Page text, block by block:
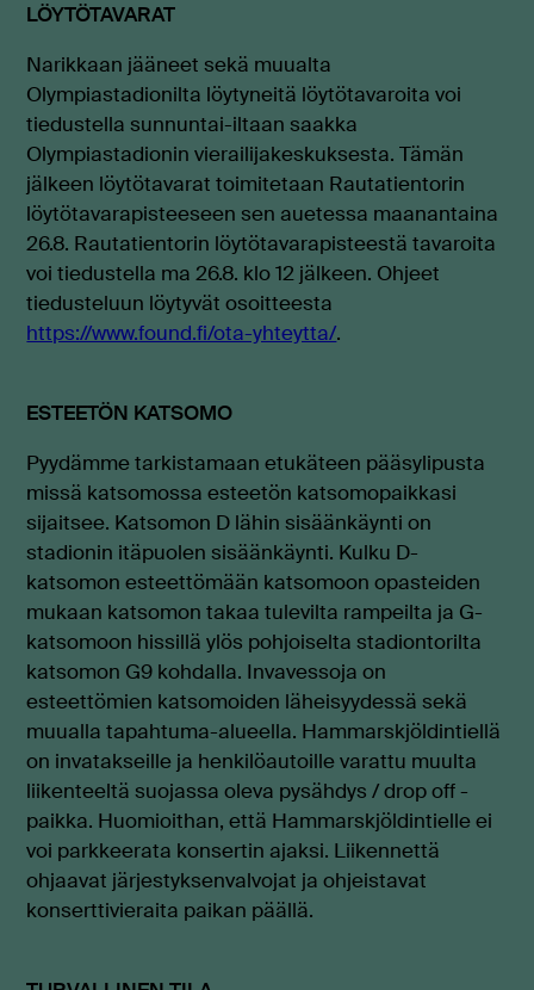
LÖYTÖTAVARAT
Narikkaan jääneet sekä muualta
Olympiastadionilta löytyneitä löytötavaroita voi
tiedustella sunnuntai-iltaan saakka
Olympiastadionin vierailijakeskuksesta. Tämän
jälkeen löytötavarat toimitetaan Rautatientorin
löytötavarapisteeseen sen auetessa maanantaina
26.8. Rautatientorin löytötavarapisteestä tavaroita
voi tiedustella ma 26.8. klo 12 jälkeen. Ohjeet
tiedusteluun löytyvät osoitteesta
https://www.found.fi/ota-yhteytta/.
ESTEETÖN KATSOMO
Pyydämme tarkistamaan etukäteen pääsylipusta
missä katsomossa esteetön katsomopaikkasi
sijaitsee. Katsomon D lähin sisäänkäynti on
stadionin itäpuolen sisäänkäynti. Kulku D-
katsomon esteettömään katsomoon opasteiden
mukaan katsomon takaa tulevilta rampeilta ja G-
katsomoon hissillä ylös pohjoiselta stadiontorilta
katsomon G9 kohdalla. Invavessoja on
esteettömien katsomoiden läheisyydessä sekä
muualla tapahtuma-alueella. Hammarskjöldintiellä
on invatakseille ja henkilöautoille varattu muulta
liikenteeltä suojassa oleva pysähdys / drop off -
paikka. Huomioithan, että Hammarskjöldintielle ei
voi parkkeerata konsertin ajaksi. Liikennettä
ohjaavat järjestyksenvalvojat ja ohjeistavat
konserttivieraita paikan päällä.